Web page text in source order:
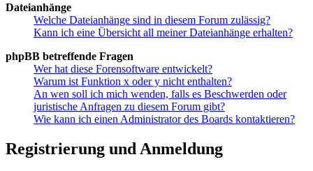
Dateianhänge
Welche Dateianhänge sind in diesem Forum zulässig?
Kann ich eine Übersicht all meiner Dateianhänge erhalten?
phpBB betreffende Fragen
Wer hat diese Forensoftware entwickelt?
Warum ist Funktion x oder y nicht enthalten?
An wen soll ich mich wenden, falls es Beschwerden oder
juristische Anfragen zu diesem Forum gibt?
Wie kann ich einen Administrator des Boards kontaktieren?
Registrierung und Anmeldung